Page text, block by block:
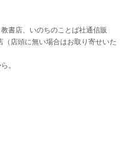
書店、いのちのことば社通信販
（店頭に無い場合はお取り寄せいた
。